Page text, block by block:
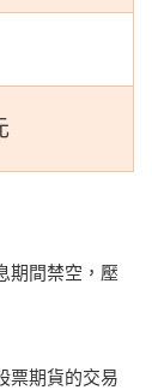
期間禁空，壓
票期貨的交易